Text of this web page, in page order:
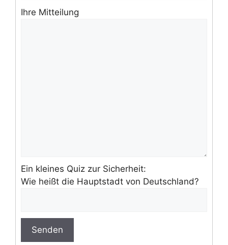
Ihre Mitteilung
Ein kleines Quiz zur Sicherheit:
Wie heißt die Hauptstadt von Deutschland?